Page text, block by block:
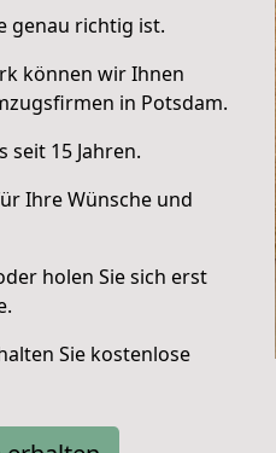
genau richtig ist.
können wir Ihnen
in Potsdam.
seit 15 Jahren.
Ihre Wünsche und
holen Sie sich erst
Sie kostenlose